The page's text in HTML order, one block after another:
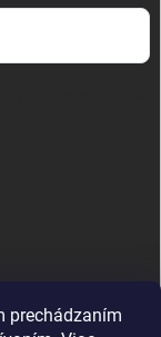
prechádzaním